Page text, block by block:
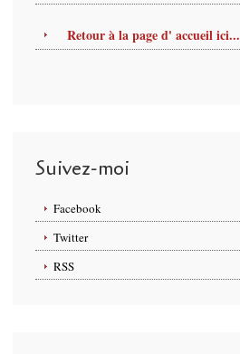
Retour à la page d' accueil ici...
Suivez-moi
Facebook
Twitter
RSS